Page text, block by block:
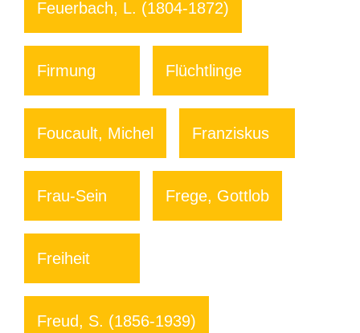
Feuerbach, L. (1804-1872)
Firmung Flüchtlinge
Foucault, Michel Franziskus
Frau-Sein Frege, Gottlob
Freiheit
Freud, S. (1856-1939)